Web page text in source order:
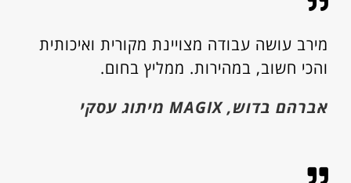
מירב עושה עבודה מצויינת מקורית ואיכותית
והכי חשוב, במהירות. ממליץ בחום.
אברהם בדוש, MAGIX מיתוג עסקי